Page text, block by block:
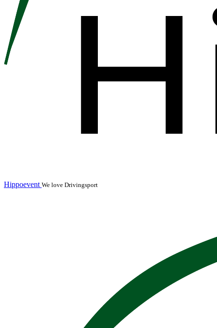
Hippoevent We love Drivingsport